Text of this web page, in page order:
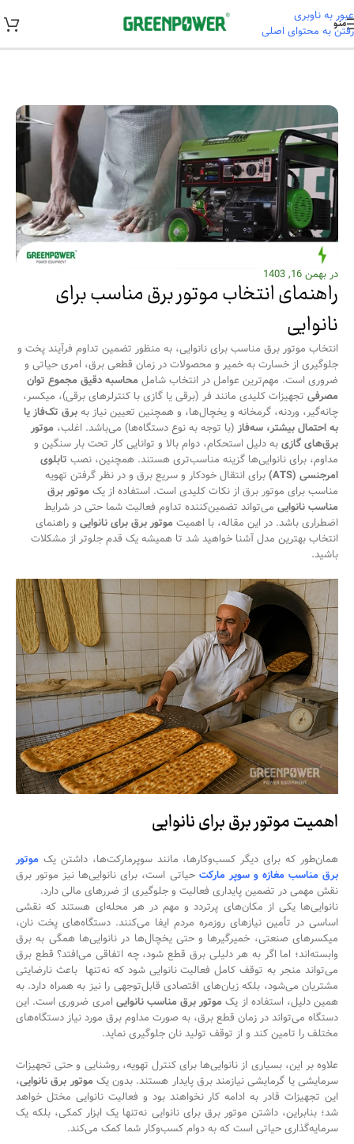
عبور به ناوبری
رفتن به محتوای اصلی
منو
خانه/ راهنمای خرید و نصب
در بهمن 16, 1403
راهنمای انتخاب موتور برق مناسب برای
نانوایی
انتخاب موتور برق مناسب برای نانوایی، به منظور تضمین تداوم فرآیند پخت و
جلوگیری از خسارت به خمیر و محصولات در زمان قطعی برق، امری حیاتی و
ضروری است. مهم‌ترین عوامل در انتخاب شاملمحاسبه دقیق مجموع توان
مصرفی تجهیزات کلیدی مانند فر (برقی یا گازی با کنترلرهای برقی)، میکسر،
چانه‌گیر، وردنه، گرمخانه و یخچال‌ها، و همچنین تعیین نیاز بهبرق تک‌فاز یا
به احتمال بیشتر، سه‌فاز (با توجه به نوع دستگاه‌ها) می‌باشد. اغلب، موتور
برق‌های گازیبه دلیل استحکام، دوام بالا و توانایی کار تحت بار سنگین و
مداوم، برای نانوایی‌ها گزینه مناسب‌تری هستند. همچنین، نصب تابلوی
امرجنسی (ATS)
برای انتقال خودکار و سریع برق و در نظر گرفتن تهویه
مناسب برای موتور برق از نکات کلیدی است. استفاده از یکموتور برق
مناسب نانوایی می‌تواند تضمین‌کننده تداوم فعالیت شما حتی در شرایط
اضطراری باشد. در این مقاله، با اهمیتموتور برق برای نانوایی و راهنمای
انتخاب بهترین مدل آشنا خواهید شد تا همیشه یک قدم جلوتر از مشکلات
باشید.
اهمیت موتور برق برای نانوایی
همان‌طور که برای دیگر کسب‌وکارها، مانند سوپرمارکت‌ها، داشتن یک موتور
برق مناسب مغازه و سوپر مارکت حیاتی است، برای نانوایی‌ها نیز موتور برق
نقش مهمی در تضمین پایداری فعالیت و جلوگیری از ضررهای مالی دارد.
نانوایی‌ها یکی از مکان‌های پرتردد و مهم در هر محله‌ای هستند که نقشی
اساسی در تأمین نیازهای روزمره مردم ایفا می‌کنند. دستگاه‌های پخت نان،
میکسرهای صنعتی، خمیرگیرها و حتی یخچال‌ها در نانوایی‌ها همگی به برق
وابسته‌اند؛ اما اگر به هر دلیلی برق قطع شود، چه اتفاقی می‌افتد؟ قطع برق
می‌تواند منجر به توقف کامل فعالیت نانوایی شود که نه‌تنها باعث نارضایتی
مشتریان می‌شود، بلکه زیان‌های اقتصادی قابل‌توجهی را نیز به همراه دارد. به
همین دلیل، استفاده از یکموتور برق مناسب نانوایی امری ضروری است. این
دستگاه می‌تواند در زمان قطع برق، به صورت مداوم برق مورد نیاز دستگاه‌های
مختلف را تامین کند و از توقف تولید نان جلوگیری نماید.
علاوه بر این، بسیاری از نانوایی‌ها برای کنترل تهویه، روشنایی و حتی تجهیزات
سرمایشی یا گرمایشی نیازمند برق پایدار هستند. بدون یکموتور برق نانوایی،
این تجهیزات قادر به ادامه کار نخواهند بود و فعالیت نانوایی مختل خواهد
شد؛ بنابراین، داشتن موتور برق برای نانوایی نه‌تنها یک ابزار کمکی، بلکه یک
سرمایه‌گذاری حیاتی است که به دوام کسب‌وکار شما کمک می‌کند.